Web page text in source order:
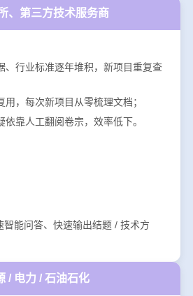
、第三方技术服务商
、行业标准逐年堆积，新项目重复查
，每次新项目从零梳理文档；
靠人工翻阅卷宗，效率低下。
智能问答、快速输出结题 / 技术方
/ 电力 / 石油石化